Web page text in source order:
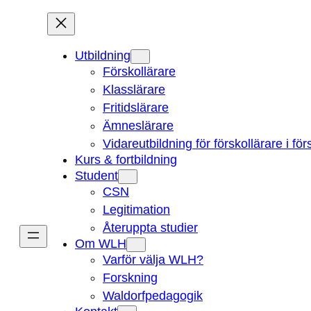
Utbildning
Förskollärare
Klasslärare
Fritidslärare
Ämneslärare
Vidareutbildning för förskollärare i
Kurs & fortbildning
Student
CSN
Legitimation
Återuppta studier
Om WLH
Varför välja WLH?
Forskning
Waldorfpedagogik